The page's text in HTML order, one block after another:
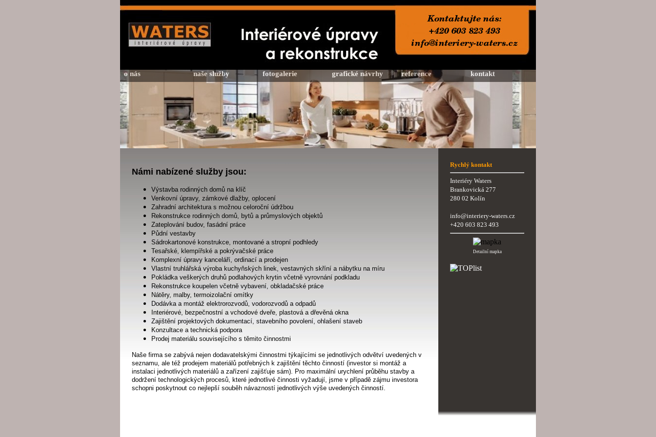
o nás naše služby fotogalerie grafické návrhy reference kontakt
Rychlý kontakt
Interiéry Waters
Brankovická 277
280 02 Kolín
info@interiery-waters.cz
+420 603 823 493
Detailní mapka
Námi nabízené služby jsou:
Výstavba rodinných domů na klíč
Venkovní úpravy, zámkové dlažby, oplocení
Zahradní architektura s možnou celoroční údržbou
Rekonstrukce rodinných domů, bytů a průmyslových objektů
Zateplování budov, fasádní práce
Půdní vestavby
Sádrokartonové konstrukce, montované a stropní podhledy
Tesařské, klempířské a pokrývačské práce
Komplexní úpravy kanceláří, ordinací a prodejen
Vlastní truhlářská výroba kuchyňských linek, vestavných skříní a nábytku na míru
Pokládka veškerých druhů podlahových krytin včetně vyrovnání podkladu
Rekonstrukce koupelen včetně vybavení, obkladačské práce
Nátěry, malby, termoizolační omítky
Dodávka a montáž elektrorozvodů, vodorozvodů a odpadů
Interiérové, bezpečnostní a vchodové dveře, plastová a dřevěná okna
Zajištění projektových dokumentací, stavebního povolení, ohlašení staveb
Konzultace a technická podpora
Prodej materiálu souvisejícího s těmito činnostmi
Naše firma se zabývá nejen dodavatelskými činnostmi týkajícími se jednotlivých odvětví uvedených v
seznamu, ale též prodejem materiálů potřebných k zajištění těchto činností (investor si montáž a
instalaci jednotlivých materiálů a zařízení zajišťuje sám). Pro maximální urychlení průběhu stavby a
dodržení technologických procesů, které jednotlivé činnosti vyžadují, jsme v případě zájmu investora
schopni poskytnout co nejlepší souběh návazností jednotlivých výše uvedených činností.